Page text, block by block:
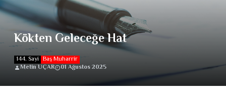
Kökten Geleceğe Hat
144. Sayi Baş Muharrir
Metin UÇAR
01 Ağustos 2025